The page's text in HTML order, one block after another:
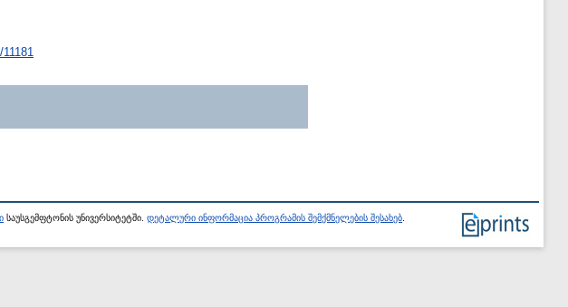
საუსგემფტონის უნივერსიტეტში. დეტალური ინფორმაცია პროგრამის შემქმნელების შესახებ.